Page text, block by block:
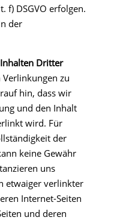
f) DSGVO erfolgen.
der
Dritter
zu
hin, dass wir
und den Inhalt
wird. Für
der
keine Gewähr
uns
etwaiger verlinkter
Internet-Seiten
und deren